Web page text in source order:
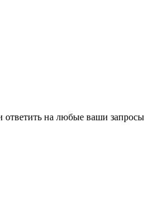
ответить на любые ваши запросы